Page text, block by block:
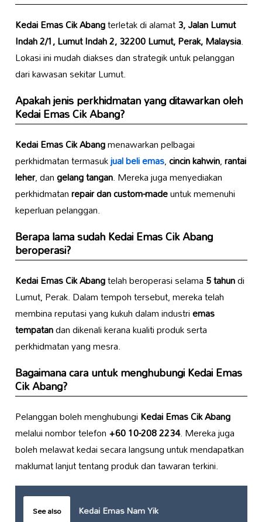
Kedai Emas Cik Abangterletak di alamat3, Jalan Lumut
Indah 2/1, Lumut Indah 2, 32200 Lumut, Perak, Malaysia.
Lokasi ini mudah diakses dan strategik untuk pelanggan
dari kawasan sekitar Lumut.
Apakah jenis perkhidmatan yang ditawarkan oleh
Kedai Emas Cik Abang?
Kedai Emas Cik Abangmenawarkan pelbagai
perkhidmatan termasukjual beli emas,cincin kahwin,rantai
leher, dangelang tangan. Mereka juga menyediakan
perkhidmatanrepair dan custom-madeuntuk memenuhi
keperluan pelanggan.
Berapa lama sudahKedai Emas Cik Abang
beroperasi?
Kedai Emas Cik Abangtelah beroperasi selama5 tahundi
Lumut, Perak. Dalam tempoh tersebut, mereka telah
membina reputasi yang kukuh dalam industriemas
tempatandan dikenali kerana kualiti produk serta
perkhidmatan yang mesra.
Bagaimana cara untuk menghubungiKedai Emas
Cik Abang?
Pelanggan boleh menghubungiKedai Emas Cik Abang
melalui nombor telefon+60 10-208 2234. Mereka juga
boleh melawat kedai secara langsung untuk mendapatkan
maklumat lanjut tentang produk dan tawaran terkini.
See also Kedai Emas Nam Yik